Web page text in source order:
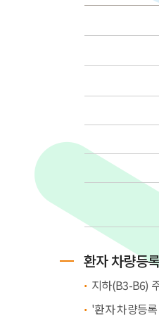
환자 차량등
지하(B3-B6)
'환자 차량등